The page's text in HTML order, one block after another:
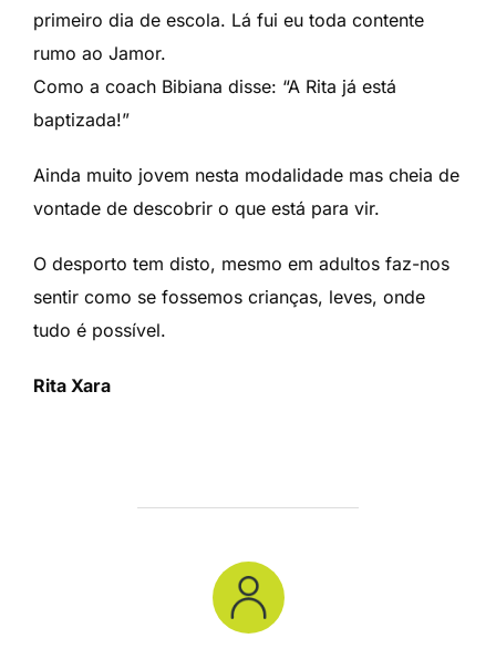
primeiro dia de escola. Lá fui eu toda contente
rumo ao Jamor.
Como a coach Bibiana disse: “A Rita já está
baptizada!”
Ainda muito jovem nesta modalidade mas cheia de
vontade de descobrir o que está para vir.
O desporto tem disto, mesmo em adultos faz-nos
sentir como se fossemos crianças, leves, onde
tudo é possível.
Rita Xara
POST AUTHOR